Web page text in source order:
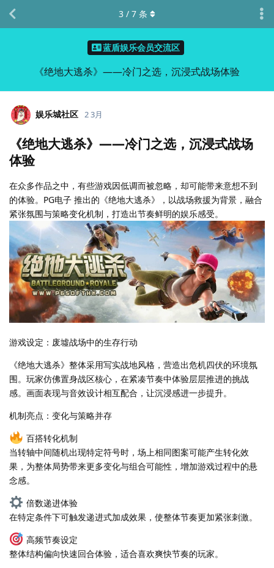
蓝盾娱乐会员交流区
《绝地大逃杀》——冷门之选，沉浸式战场体验
3 / 7 条
娱乐城社区 2 3月
《绝地大逃杀》——冷门之选，沉浸式战场
体验
在众多作品之中，有些游戏因低调而被忽略，却可能带来意想不到
的体验。PG电子 推出的《绝地大逃杀》，以战场救援为背景，融合
紧张氛围与策略变化机制，打造出节奏鲜明的娱乐感受。
游戏设定：废墟战场中的生存行动
《绝地大逃杀》整体采用写实战地风格，营造出危机四伏的环境氛
围。玩家仿佛置身战区核心，在紧凑节奏中体验层层推进的挑战
感。画面表现与音效设计相互配合，让沉浸感进一步提升。
机制亮点：变化与策略并存
百搭转化机制
当转轴中间随机出现特定符号时，场上相同图案可能产生转化效
果，为整体局势带来更多变化与组合可能性，增加游戏过程中的悬
念感。
倍数递进体验
在特定条件下可触发递进式加成效果，使整体节奏更加紧张刺激。
高频节奏设定
整体结构偏向快速回合体验，适合喜欢爽快节奏的玩家。